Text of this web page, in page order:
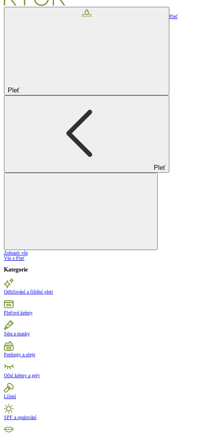
Pleť
Pleť
Pleť
Zobrazit vše
Vše z Pleť
Kategorie
Odličování a čištění pleti
Pleťové krémy
Séra a masky
Peelingy a oleje
Oční krémy a gely
Líčení
SPF a opalování